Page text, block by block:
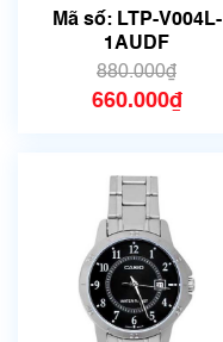
Mã số: LTP-V004L-
1AUDF
880.000₫
660.000₫